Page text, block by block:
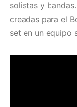
solistas y
creadas para el
set en un equipo